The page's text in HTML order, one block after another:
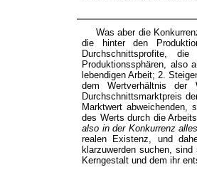
Was aber die
die hinter den
Durchschnittsprofite,
Produktionssphären, also
lebendigen Arbeit; 2.
dem Wertverhältnis der
Durchschnittsmarktpreis
Marktwert abweichenden,
des Werts durch die
also in der Konkurrenz
realen Existenz, und
klarzuwerden suchen,
Kerngestalt und dem ihr